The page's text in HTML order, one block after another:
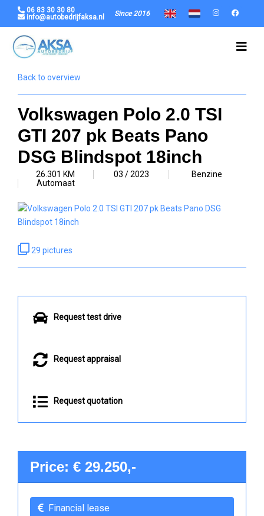
06 83 30 30 80
info@autobedrijfaksa.nl
Since 2016
Back to overview
Volkswagen Polo 2.0 TSI
GTI 207 pk Beats Pano
DSG Blindspot 18inch
26.301 KM 03 / 2023
Benzine
Automaat
29 pictures
Request test drive
Request appraisal
Request quotation
Price: € 29.250,-
Financial lease